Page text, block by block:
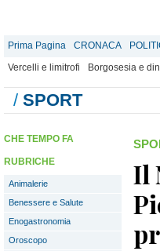
Prima Pagina CRONACA
Vercelli e limitrofi
Borgosesia e
/ SPORT
CHE TEMPO FA
RUBRICHE
Animalerie
Benessere e Salute
Enogastronomia
Oroscopo
Il